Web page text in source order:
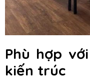
Phù hợp
kiến trúc